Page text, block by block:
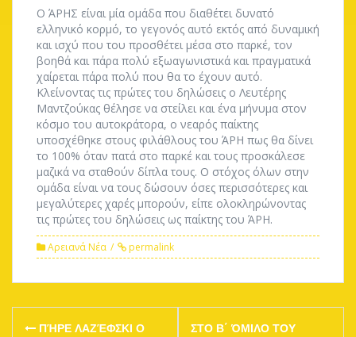
Ο ΆΡΗΣ είναι μία ομάδα που διαθέτει δυνατό
ελληνικό κορμό, το γεγονός αυτό εκτός από δυναμική
και ισχύ που του προσθέτει μέσα στο παρκέ, τον
βοηθά και πάρα πολύ εξωαγωνιστικά και πραγματικά
χαίρεται πάρα πολύ που θα το έχουν αυτό.
Κλείνοντας τις πρώτες του δηλώσεις ο Λευτέρης
Μαντζούκας θέλησε να στείλει και ένα μήνυμα στον
κόσμο του αυτοκράτορα, ο νεαρός παίκτης
υποσχέθηκε στους φιλάθλους του ΆΡΗ πως θα δίνει
το 100% όταν πατά στο παρκέ και τους προσκάλεσε
μαζικά να σταθούν δίπλα τους. Ο στόχος όλων στην
ομάδα είναι να τους δώσουν όσες περισσότερες και
μεγαλύτερες χαρές μπορούν, είπε ολοκληρώνοντας
τις πρώτες του δηλώσεις ως παίκτης του ΆΡΗ.
Αρειανά Νέα permalink
PostΠΉΡΕ ΛΑΖΈΦΣΚΙ Ο
ΣΤΟ Β΄ ΌΜΙΛΟ ΤΟΥ